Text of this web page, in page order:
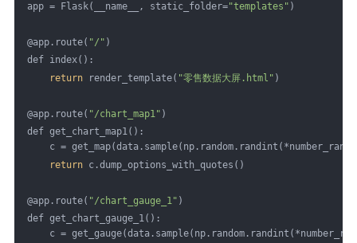
app = Flask(__name__, static_folder="templates" )
@app.route( "/" )
def index():
return render_template( "零售数据大屏.html" )
@app.route( "/chart_map1" )
def get_chart_map1():
c =
return c.dump_options_with_quotes()
@app.route( "/chart_gauge_1" )
def get_chart_gauge_1():
c =